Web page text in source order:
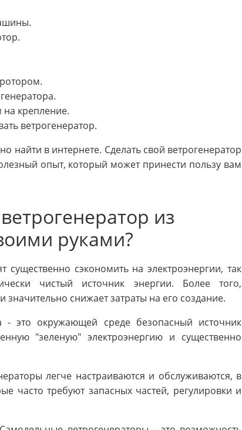
на крепление.
ветрогенератор.
в интернете. Сделать свой ветрогенератор
опыт, который может принести пользу вам
из
руками?
существенно сэкономить на электроэнергии, так
чистый источник энергии. Более того,
снижает затраты на его создание.
- это окружающей среде безопасный источник
"зеленую" электроэнергию и существенно
легче настраиваются и обслуживаются, в
часто требуют запасных частей, регулировки и